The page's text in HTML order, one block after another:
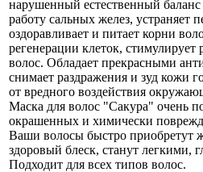
нарушенный естественный
работу сальных желез, устраняет
оздоравливает и питает корни
регенерации клеток,
волос. Обладает прекрасными
снимает раздражения и зуд кожи
от вредного воздействия
Маска для волос "Сакура" очень
окрашенных и химически
Ваши волосы быстро приобретут
здоровый блеск, станут
Подходит для всех типов волос.